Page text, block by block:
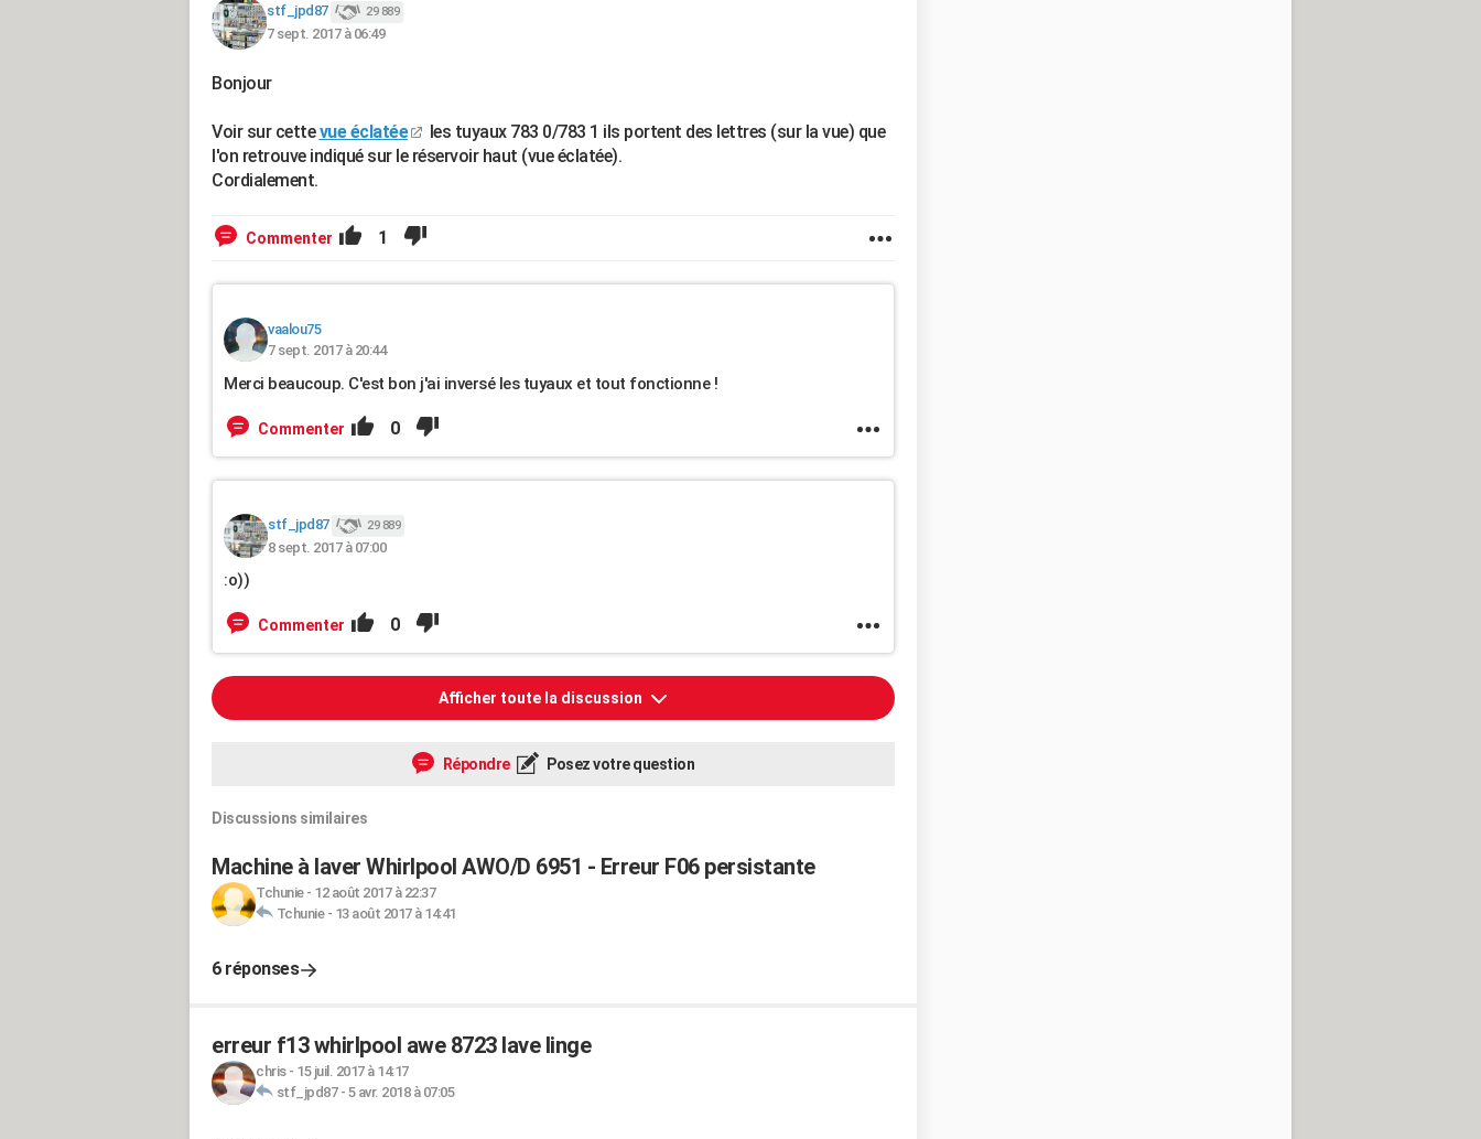
stf_jpd87 29 889
7 sept. 2017 à 06:49
Bonjour
Voir sur cettevue éclatée
les tuyaux 783 0/783 1 ils portent des lettres (sur la vue) que
l'on retrouve indiqué sur le réservoir haut (vue éclatée).
Cordialement.
Commenter 1
vaalou75
7 sept. 2017 à 20:44
Merci beaucoup. C'est bon j'ai inversé les tuyaux et tout fonctionne !
Commenter 0
stf_jpd87 29 889
8 sept. 2017 à 07:00
:o))
Commenter 0
Afficher toute la discussion
Répondre Posez votre question
Discussions similaires
Machine à laver Whirlpool AWO/D 6951 - Erreur F06 persistante
Tchunie- 12 août 2017 à 22:37
Tchunie- 13 août 2017 à 14:41
6 réponses
erreur f13 whirlpool awe 8723 lave linge
chris- 15 juil. 2017 à 14:17
stf_jpd87- 5 avr. 2018 à 07:05